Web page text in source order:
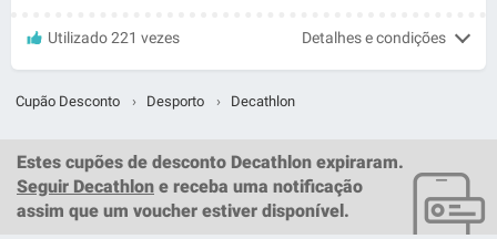
Utilizado 221 vezes Detalhes e condições
Cupão Desconto › Desporto › Decathlon
Estes cupões de desconto Decathlon expiraram.
Seguir Decathlon e receba uma notificação
assim que um voucher estiver disponível.